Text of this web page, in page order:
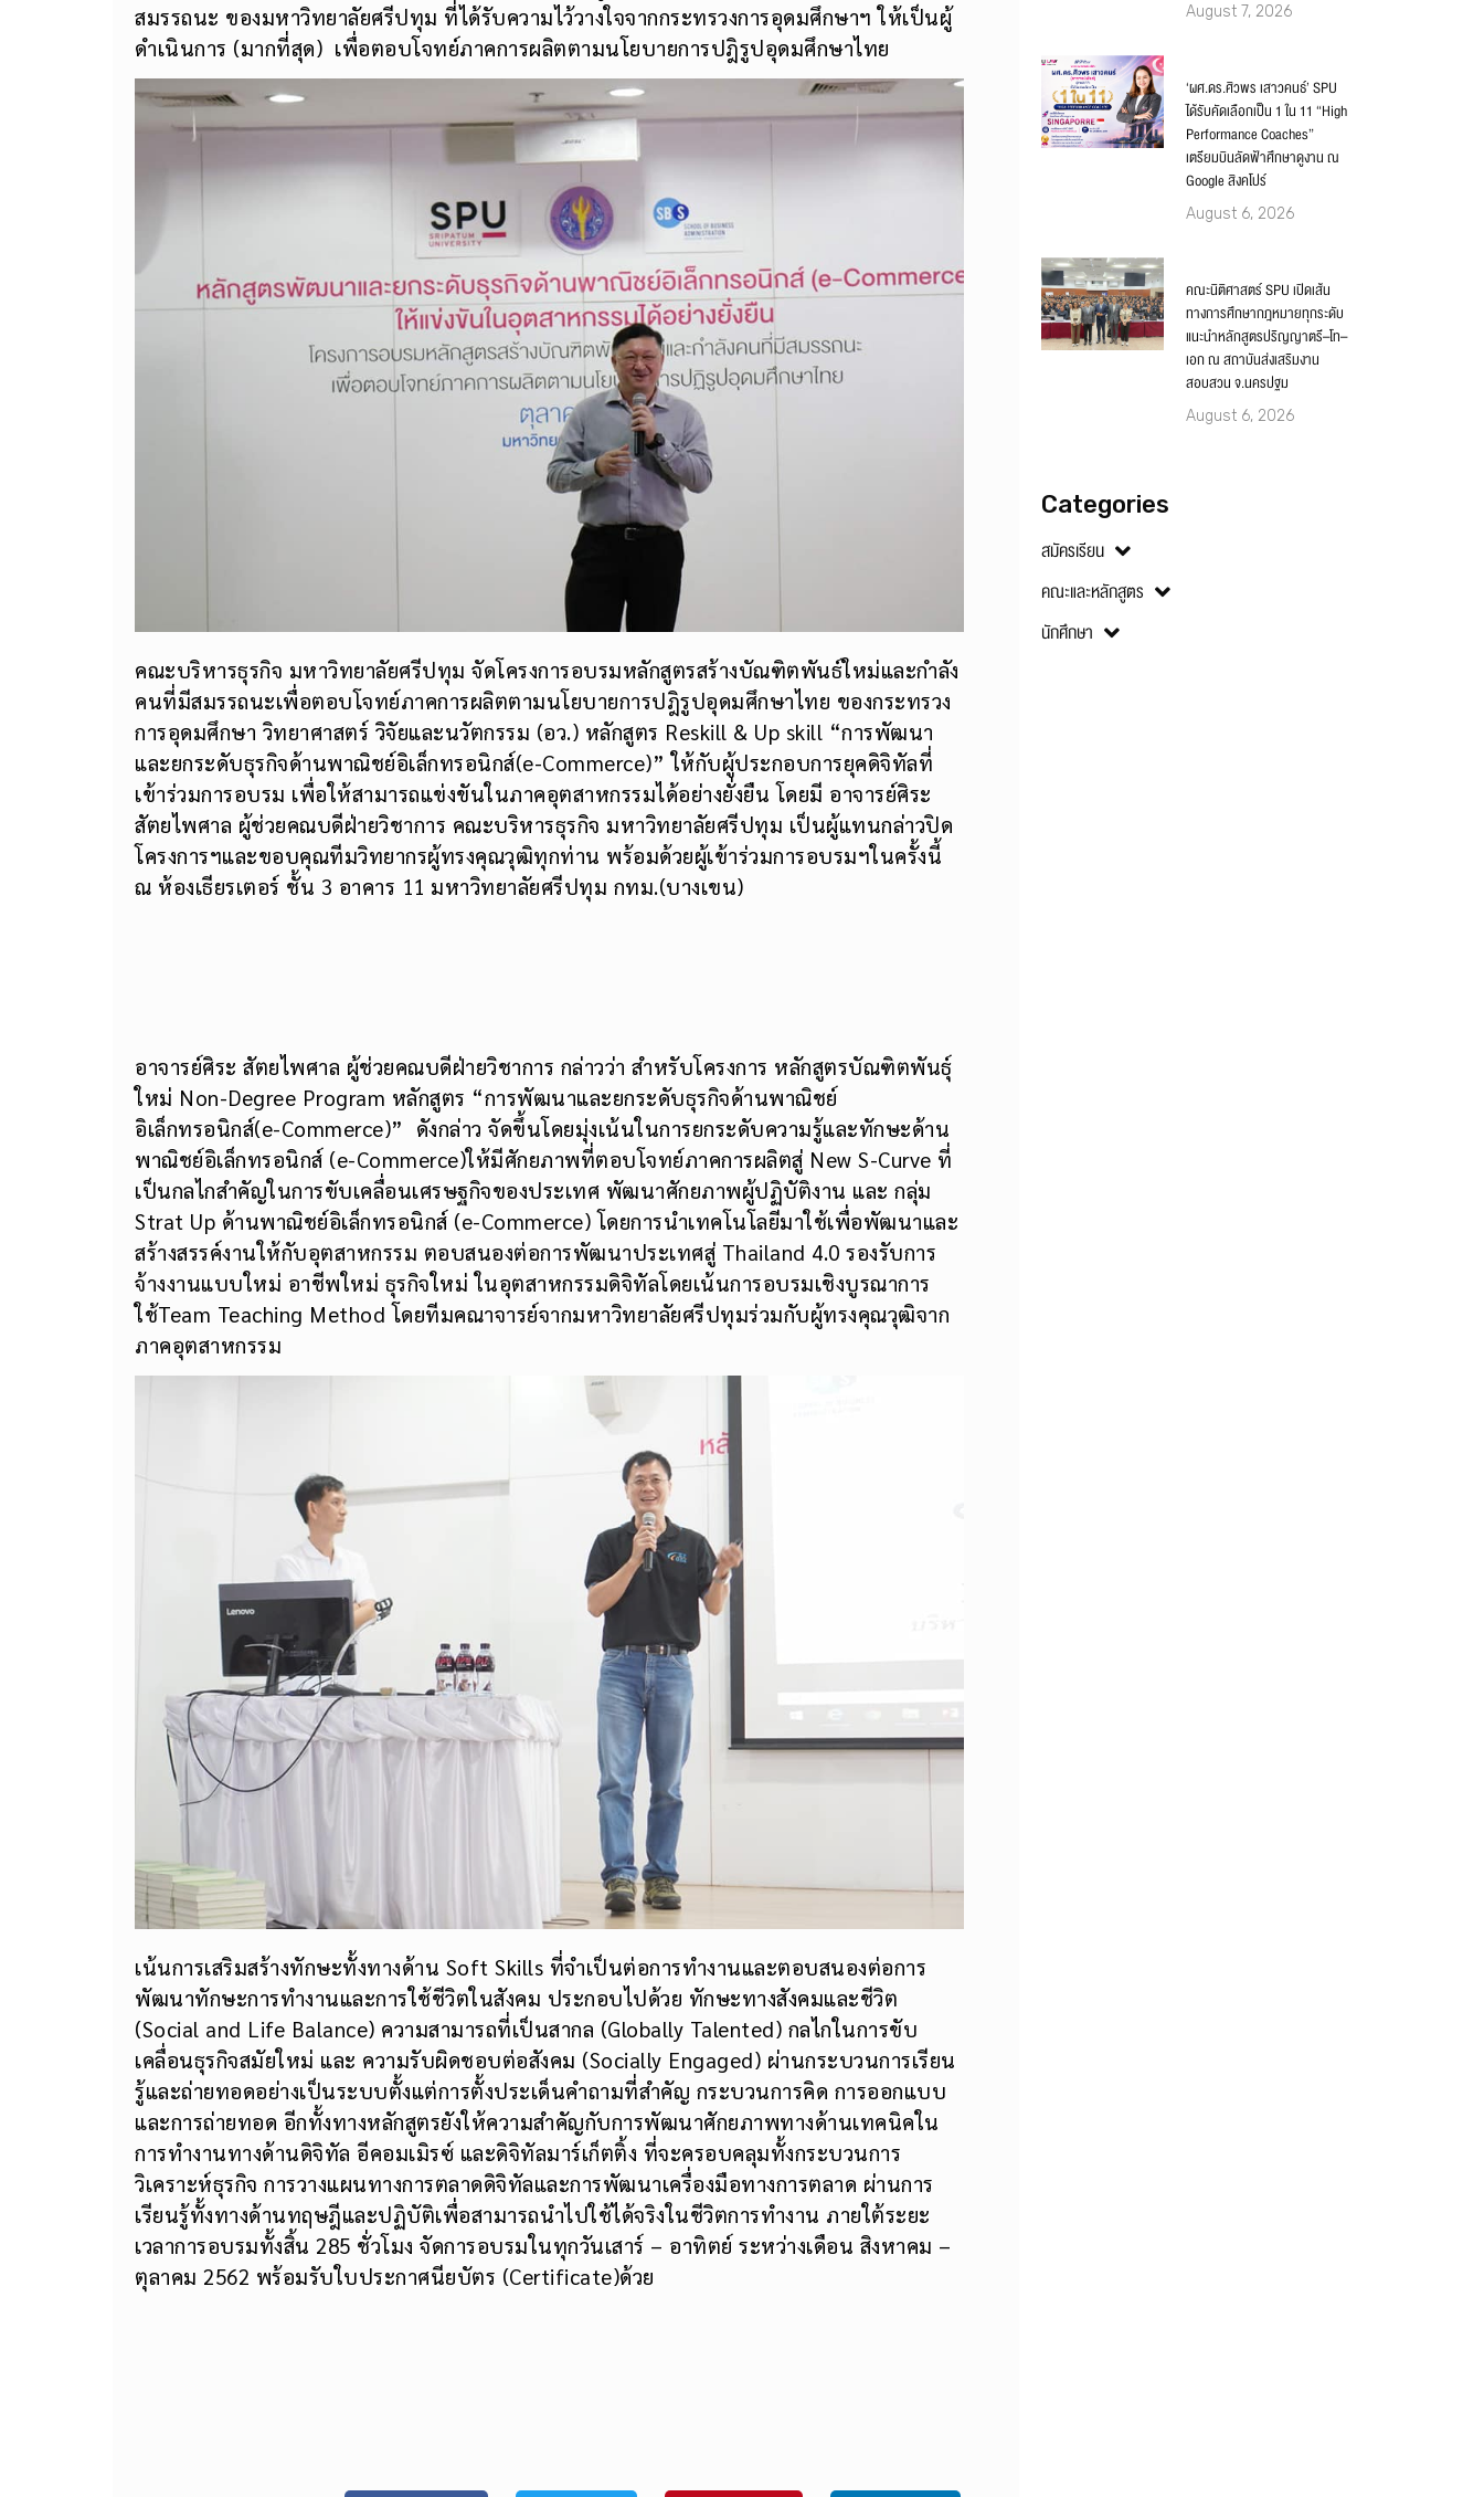
สมรรถนะ ของมหาวิทยาลัยศรีปทุม ที่ได้รับความไว้วางใจจากกระทรวงการอุดมศึกษาฯ ให้เป็นผู้
ดำเนินการ (มากที่สุด) เพื่อตอบโจทย์ภาคการผลิตตามนโยบายการปฎิรูปอุดมศึกษาไทย
คณะบริหารธุรกิจ มหาวิทยาลัยศรีปทุม จัดโครงการอบรมหลักสูตรสร้างบัณฑิตพันธ์ใหม่และกำลัง
คนที่มีสมรรถนะเพื่อตอบโจทย์ภาคการผลิตตามนโยบายการปฎิรูปอุดมศึกษาไทย ของกระทรวง
การอุดมศึกษา วิทยาศาสตร์ วิจัยและนวัตกรรม (อว.) หลักสูตร Reskill & Up skill “การพัฒนา
และยกระดับธุรกิจด้านพาณิชย์อิเล็กทรอนิกส์(e-Commerce)” ให้กับผู้ประกอบการยุคดิจิทัลที่
เข้าร่วมการอบรม เพื่อให้สามารถแข่งขันในภาคอุตสาหกรรมได้อย่างยั่งยืน โดยมี อาจารย์ศิระ
สัตยไพศาล ผู้ช่วยคณบดีฝ่ายวิชาการ คณะบริหารธุรกิจ มหาวิทยาลัยศรีปทุม เป็นผู้แทนกล่าวปิด
โครงการฯและขอบคุณทีมวิทยากรผู้ทรงคุณวุฒิทุกท่าน พร้อมด้วยผู้เข้าร่วมการอบรมฯในครั้งนี้
ณ ห้องเธียรเตอร์ ชั้น 3 อาคาร 11 มหาวิทยาลัยศรีปทุม กทม.(บางเขน)
อาจารย์ศิระ สัตยไพศาล ผู้ช่วยคณบดีฝ่ายวิชาการ กล่าวว่า สำหรับโครงการ หลักสูตรบัณฑิตพันธุ์
ใหม่ Non-Degree Program หลักสูตร “การพัฒนาและยกระดับธุรกิจด้านพาณิชย์
อิเล็กทรอนิกส์(e-Commerce)” ดังกล่าว จัดขึ้นโดยมุ่งเน้นในการยกระดับความรู้และทักษะด้าน
พาณิชย์อิเล็กทรอนิกส์ (e-Commerce)ให้มีศักยภาพที่ตอบโจทย์ภาคการผลิตสู่ New S-Curve ที่
เป็นกลไกสำคัญในการขับเคลื่อนเศรษฐกิจของประเทศ พัฒนาศักยภาพผู้ปฏิบัติงาน และ กลุ่ม
Strat Up ด้านพาณิชย์อิเล็กทรอนิกส์ (e-Commerce) โดยการนำเทคโนโลยีมาใช้เพื่อพัฒนาและ
สร้างสรรค์งานให้กับอุตสาหกรรม ตอบสนองต่อการพัฒนาประเทศสู่ Thailand 4.0 รองรับการ
จ้างงานแบบใหม่ อาชีพใหม่ ธุรกิจใหม่ ในอุตสาหกรรมดิจิทัลโดยเน้นการอบรมเชิงบูรณาการ
ใช้Team Teaching Method โดยทีมคณาจารย์จากมหาวิทยาลัยศรีปทุมร่วมกับผู้ทรงคุณวุฒิจาก
ภาคอุตสาหกรรม
August 7, 2026
‘ผศ.ดร.ศิวพร เสาวคนธ์’ SPU
ได้รับคัดเลือกเป็น 1 ใน 11 “High
Performance Coaches”
เตรียมบินลัดฟ้าศึกษาดูงาน ณ
Google สิงคโปร์
August 6, 2026
คณะนิติศาสตร์ SPU เปิดเส้น
ทางการศึกษากฎหมายทุกระดับ
แนะนำหลักสูตรปริญญาตรี–โท–
เอก ณ สถาบันส่งเสริมงาน
สอบสวน จ.นครปฐม
August 6, 2026
Categories
สมัครเรียน
คณะและหลักสูตร
นักศึกษา